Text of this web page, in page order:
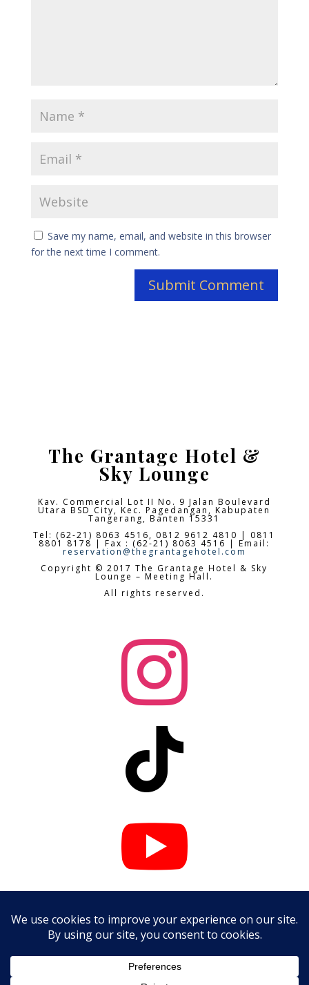
Save my name, email, and website in this browser
for the next time I comment.
The Grantage Hotel &
Sky Lounge
Kav. Commercial Lot II No. 9 Jalan Boulevard
Utara BSD City,Kec. Pagedangan, Kabupaten
Tangerang, Banten 15331
Tel: (62-21) 8063 4516, 0812 9612 4810 | 0811
8801 8178 | Fax : (62-21) 8063 4516 | Email:
reservation@thegrantagehotel.com
Copyright © 2017 The Grantage Hotel & Sky
Lounge – Meeting Hall.
All rights reserved.



